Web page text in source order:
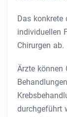
Das konkrete
individuellen
Chirurgen ab.
Ärzte können
durchgeführt